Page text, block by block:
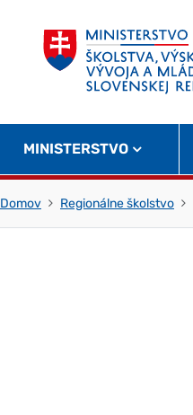
MINISTERSTVO
Domov Regionálne školstvo